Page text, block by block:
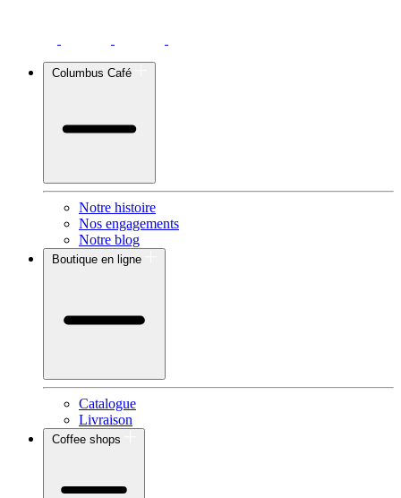
Columbus Café
Notre histoire
Nos engagements
Notre blog
Boutique en ligne
Catalogue
Livraison
Coffee shops